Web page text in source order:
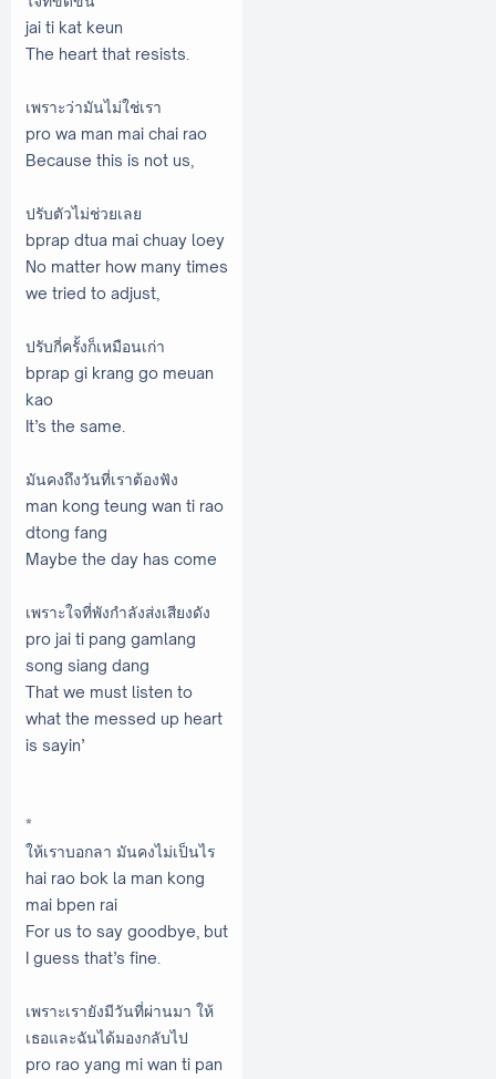
jai ti kat keun
The heart that resists.
เพราะว่ามันไม่ใช่เรา
pro wa man mai chai rao
Because this is not us,
ปรับตัวไม่ช่วยเลย
bprap dtua mai chuay loey
No matter how many times
we tried to adjust,
ปรับกี่ครั้งก็เหมือนเก่า
bprap gi krang go meuan
kao
It’s the same.
มันคงถึงวันที่เราต้องฟัง
man kong teung wan ti rao
dtong fang
Maybe the day has come
เพราะใจที่พังกำลังส่งเสียงดัง
pro jai ti pang gamlang
song siang dang
That we must listen to
what the messed up heart
is sayin’
*
ให้เราบอกลา มันคงไม่เป็นไร
hai rao bok la man kong
mai bpen rai
For us to say goodbye, but
I guess that’s fine.
เพราะเรายังมีวันที่ผ่านมา ให้
เธอและฉันได้มองกลับไป
pro rao yang mi wan ti pan